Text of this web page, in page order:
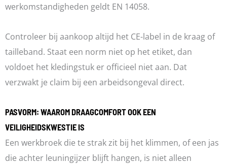
werkomstandigheden geldt EN 14058.
Controleer bij aankoop altijd het CE-label in de kraag of
tailleband. Staat een norm niet op het etiket, dan
voldoet het kledingstuk er officieel niet aan. Dat
verzwakt je claim bij een arbeidsongeval direct.
PASVORM: WAAROM DRAAGCOMFORT OOK EEN
VEILIGHEIDSKWESTIE IS
Een werkbroek die te strak zit bij het klimmen, of een jas
die achter leuningijzer blijft hangen, is niet alleen